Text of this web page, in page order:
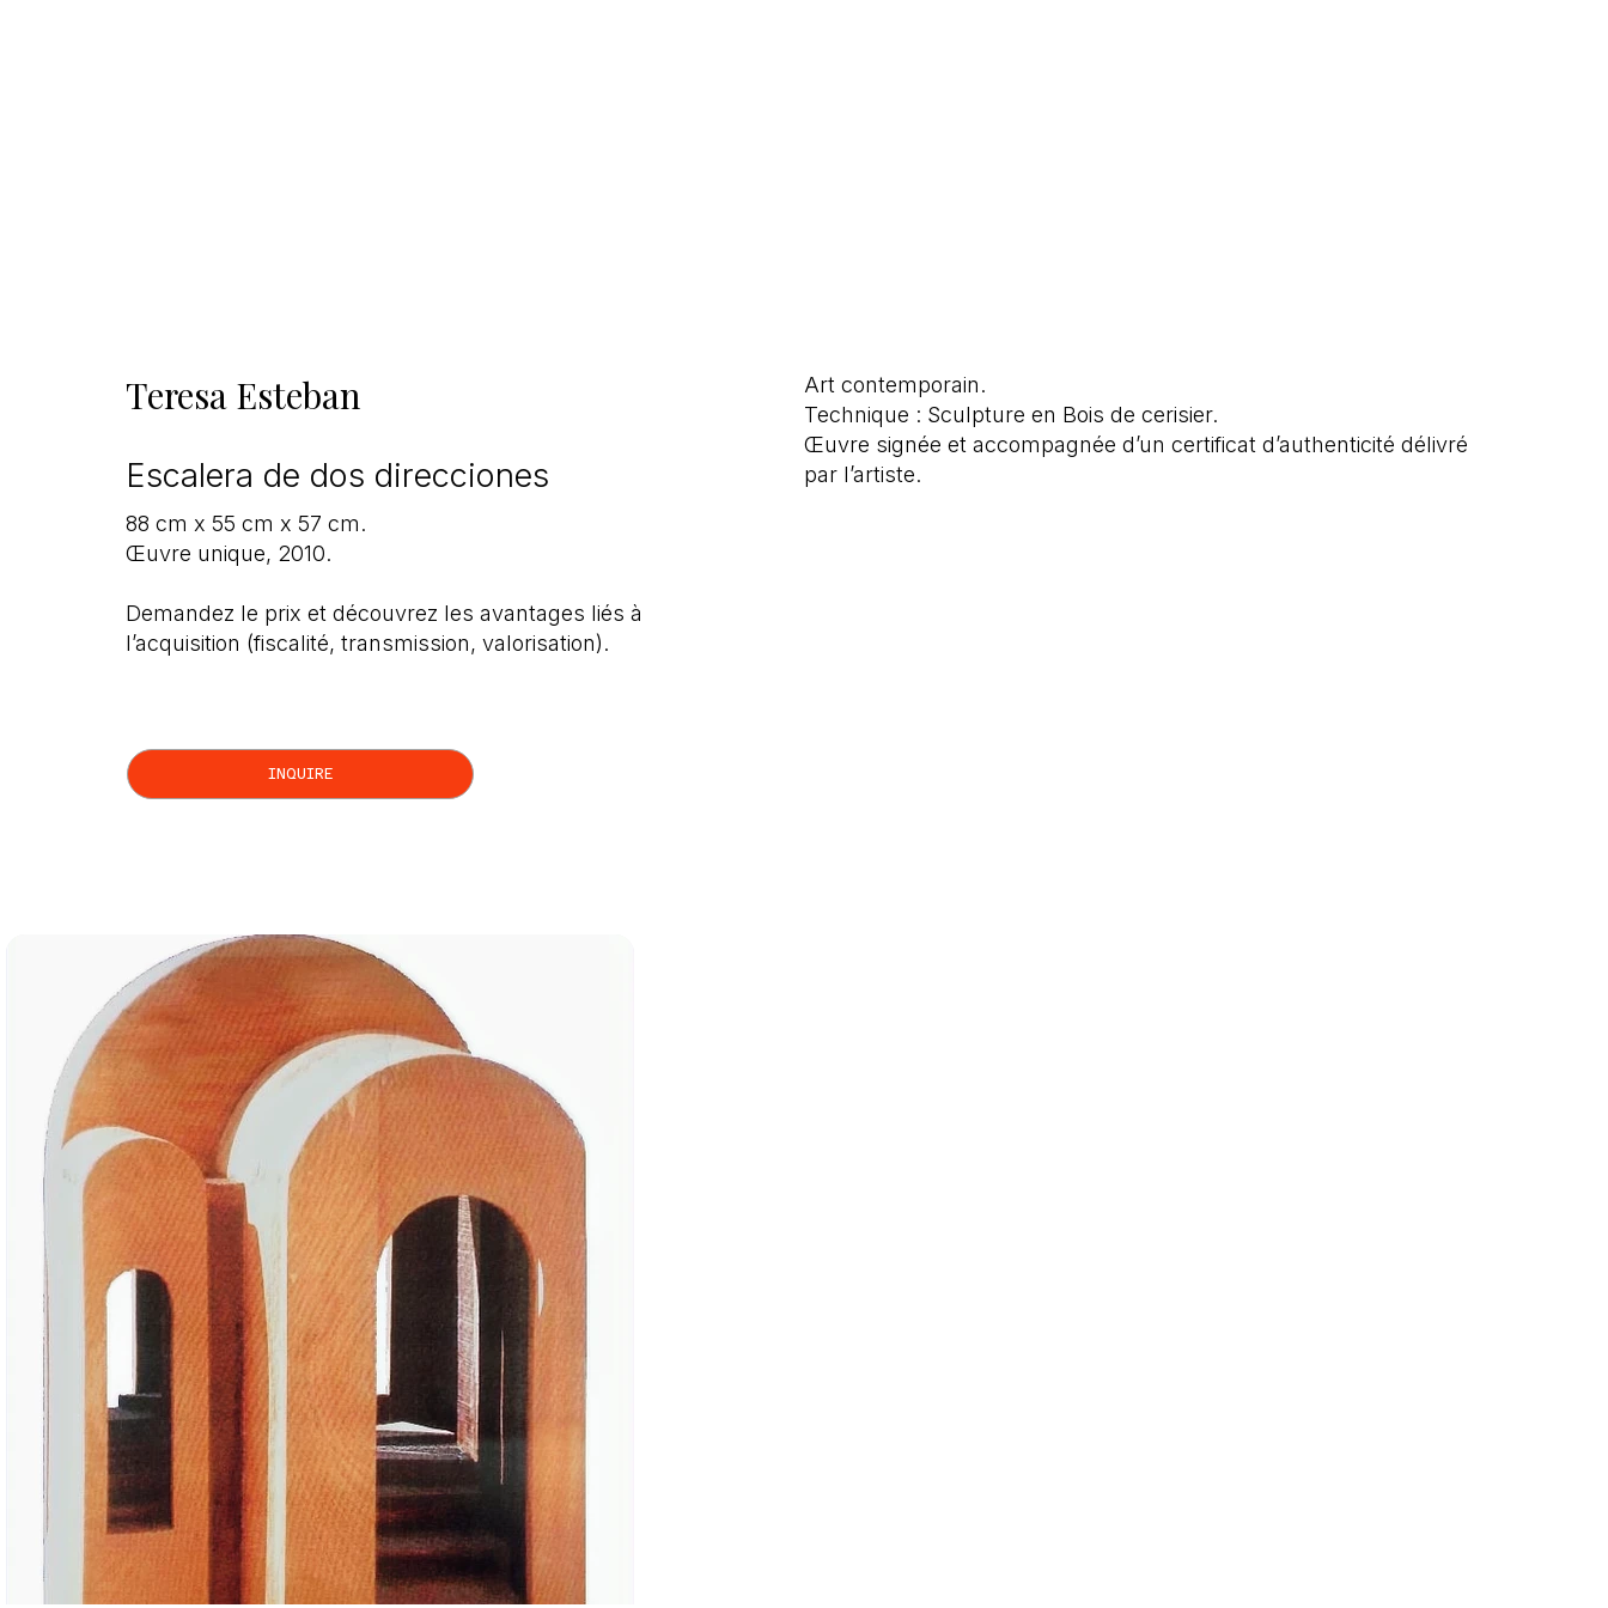
Teresa Esteban
Escalera de dos direcciones
88 cm x 55 cm x 57 cm.
Œuvre unique, 2010.
Demandez le prix et découvrez les avantages liés à
l’acquisition (fiscalité, transmission, valorisation).
INQUIRE
Art contemporain.
Technique : Sculpture en Bois de cerisier.
Œuvre signée et accompagnée d’un certificat d’authenticité délivré
par l’artiste.